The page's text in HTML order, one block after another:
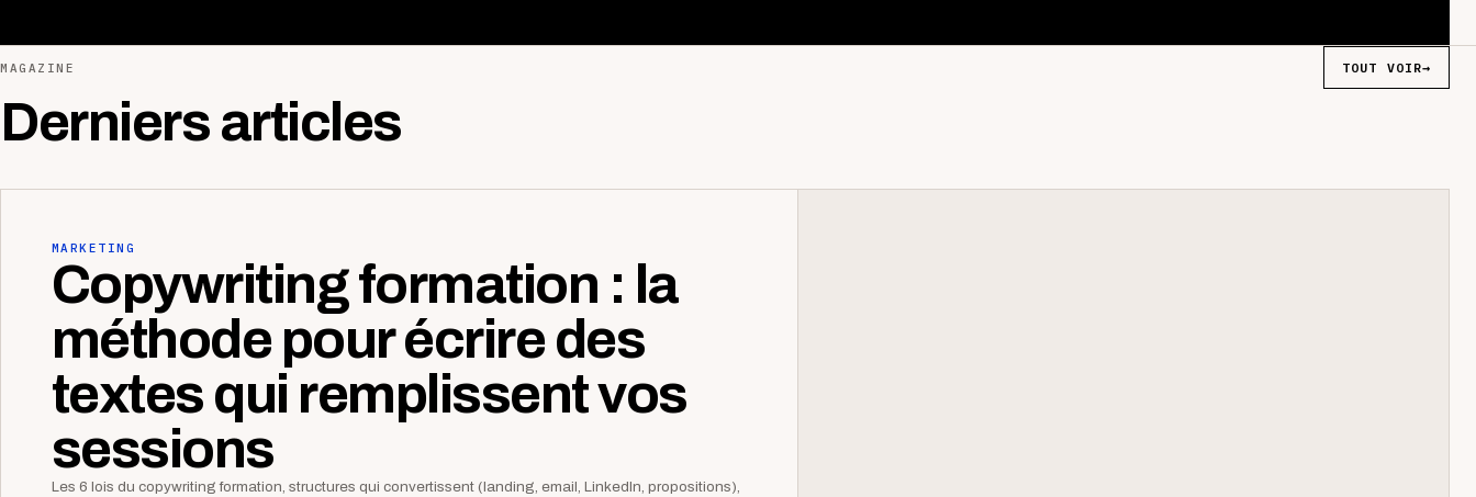
MAGAZINE
Derniers articles
TOUT VOIR→
MARKETING
Copywriting formation : la
méthode pour écrire des
textes qui remplissent vos
sessions
Les 6 lois du copywriting formation, structures qui convertissent (landing, email, LinkedIn, propositions),